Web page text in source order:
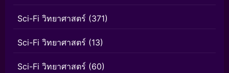
Sci-Fi วิทยาศาสตร์ (371)
Sci-Fi วิทยาศาสตร์ (13)
Sci-Fi วิทยาศาสตร์ (60)